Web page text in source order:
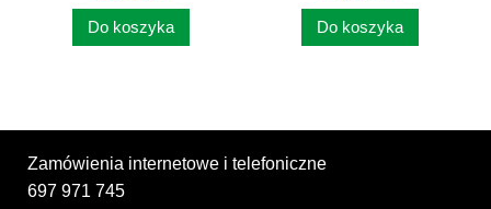
Do koszyka
Do koszyka
Zamówienia internetowe i telefoniczne
697 971 745